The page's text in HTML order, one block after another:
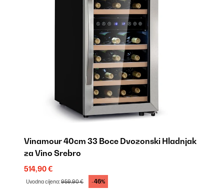
Vinamour 40cm 33 Boce Dvozonski Hladnjak
za Vino Srebro
514,90 €
Uvodna cijena:959,90 € -46%